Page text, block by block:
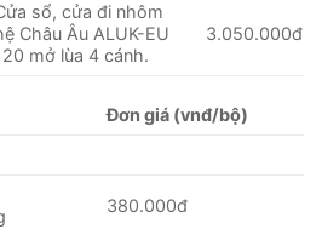
sổ, cửa đi nhôm
Châu Âu ALUK-EU
mở lùa 4 cánh.
3.050.000đ
Đơn giá (vnđ/bộ)
380.000đ